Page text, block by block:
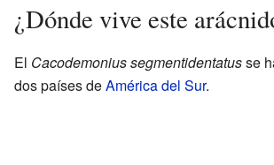
¿Dónde vive este
El Cacodemonius segmentidentatusse
dos países deAmérica del Sur.